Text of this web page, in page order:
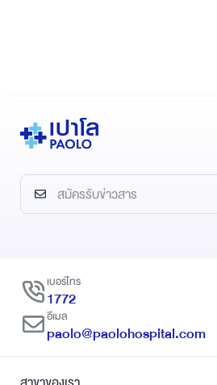
เบอร์โทร
1772
อีเมล
paolo@paolohospital.com